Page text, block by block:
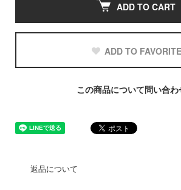
ADD TO CART
ADD TO FAVORITE
この商品について問い合わ
返品について